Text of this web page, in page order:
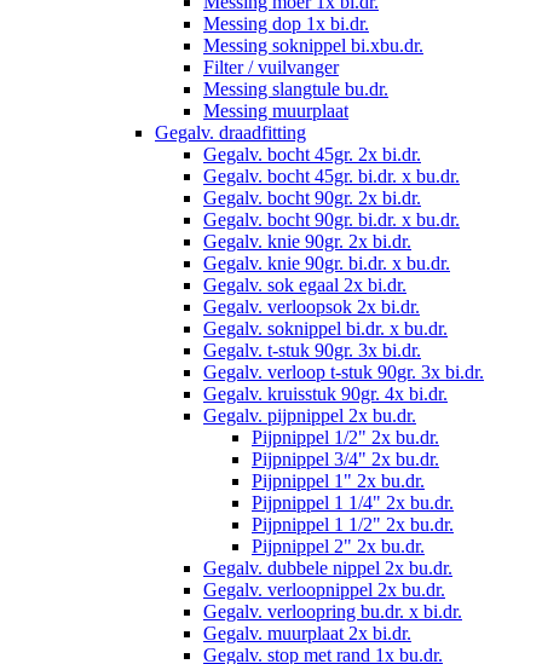
Messing dop 1x bi.dr.
Messing soknippel bi.xbu.dr.
Filter / vuilvanger
Messing slangtule bu.dr.
Messing muurplaat
Gegalv. draadfitting
Gegalv. bocht 45gr. 2x bi.dr.
Gegalv. bocht 45gr. bi.dr. x bu.dr.
Gegalv. bocht 90gr. 2x bi.dr.
Gegalv. bocht 90gr. bi.dr. x bu.dr.
Gegalv. knie 90gr. 2x bi.dr.
Gegalv. knie 90gr. bi.dr. x bu.dr.
Gegalv. sok egaal 2x bi.dr.
Gegalv. verloopsok 2x bi.dr.
Gegalv. soknippel bi.dr. x bu.dr.
Gegalv. t-stuk 90gr. 3x bi.dr.
Gegalv. verloop t-stuk 90gr. 3x bi.dr.
Gegalv. kruisstuk 90gr. 4x bi.dr.
Gegalv. pijpnippel 2x bu.dr.
Pijpnippel 1/2" 2x bu.dr.
Pijpnippel 3/4" 2x bu.dr.
Pijpnippel 1" 2x bu.dr.
Pijpnippel 1 1/4" 2x bu.dr.
Pijpnippel 1 1/2" 2x bu.dr.
Pijpnippel 2" 2x bu.dr.
Gegalv. dubbele nippel 2x bu.dr.
Gegalv. verloopnippel 2x bu.dr.
Gegalv. verloopring bu.dr. x bi.dr.
Gegalv. muurplaat 2x bi.dr.
Gegalv. stop met rand 1x bu.dr.